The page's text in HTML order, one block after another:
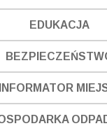
EDUKACJA
INFORMATOR